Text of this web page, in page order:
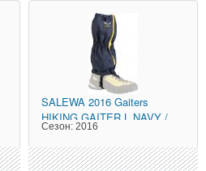
SALEWA 2016 Gaiters
HIKING GAITER L NAVY /
Сезон: 2016